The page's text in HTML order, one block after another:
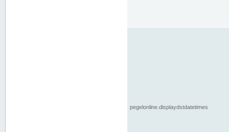
pegelonline.displaydstdatetimes